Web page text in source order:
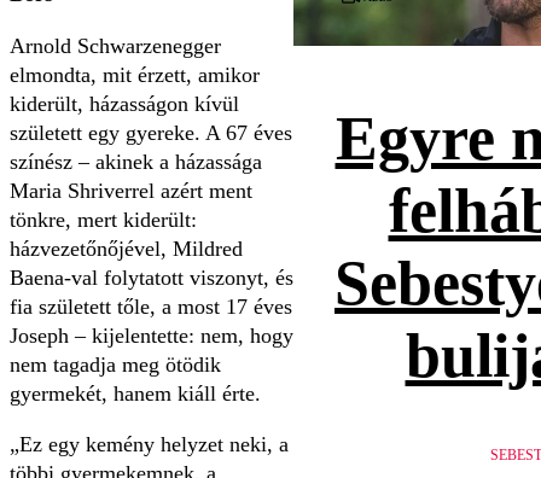
Arnold Schwarzenegger
elmondta, mit érzett, amikor
kiderült, házasságon kívül
született egy gyereke. A 67 éves
színész – akinek a házassága
Maria Shriverrel azért ment
tönkre, mert kiderült:
házvezetőnőjével, Mildred
Baena-val folytatott viszonyt, és
fia született tőle, a most 17 éves
Joseph – kijelentette: nem, hogy
nem tagadja meg ötödik
gyermekét, hanem kiáll érte.
„Ez egy kemény helyzet neki, a
Egyre